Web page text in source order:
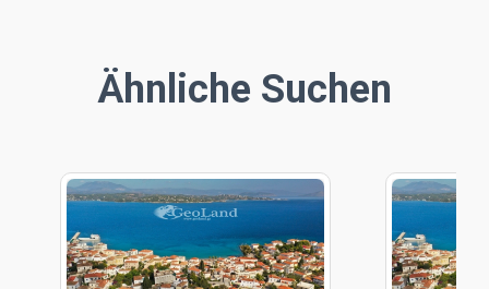
Ähnliche Suchen